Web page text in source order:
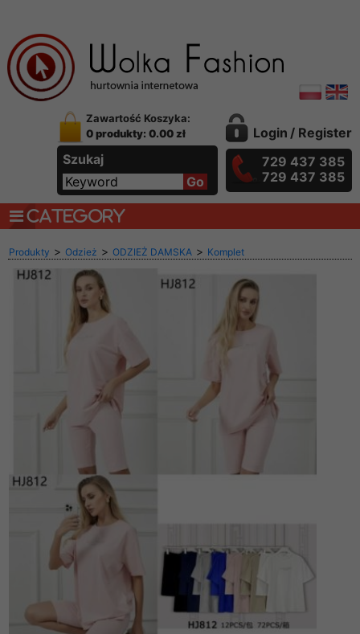
Zawartość Koszyka:
0 produkty: 0.00 zł
Szukaj
Login / Register
729 437 385
729 437 385
CATEGORY
Produkty > Odzież > ODZIEŻ DAMSKA > Komplet